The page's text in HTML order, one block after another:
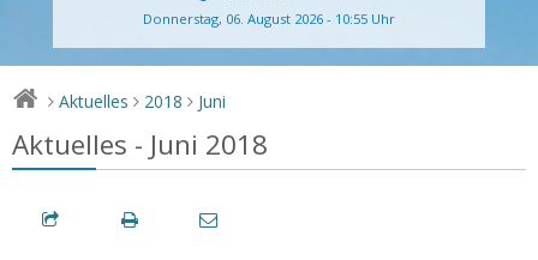
Donnerstag, 06. August 2026 - 10:55 Uhr
> Aktuelles > 2018 > Juni
Aktuelles - Juni 2018